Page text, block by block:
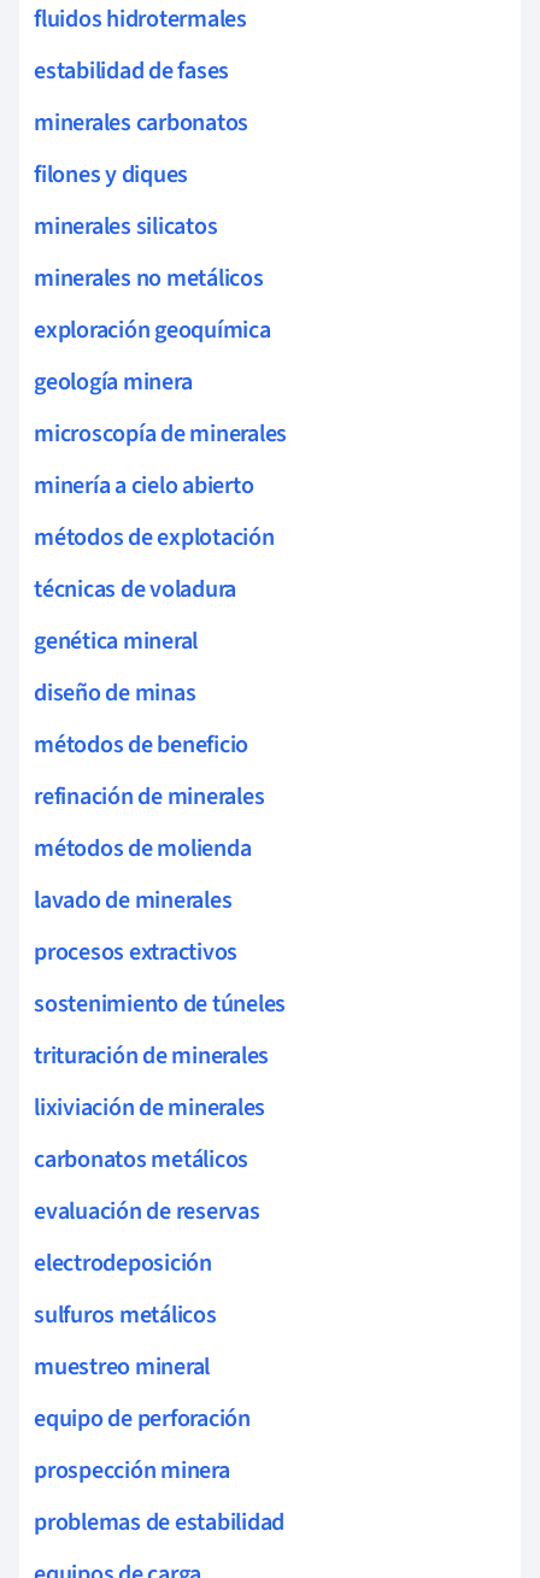
fluidos hidrotermales
estabilidad de fases
minerales carbonatos
filones y diques
minerales silicatos
minerales no metálicos
exploración geoquímica
geología minera
microscopía de minerales
minería a cielo abierto
métodos de explotación
técnicas de voladura
genética mineral
diseño de minas
métodos de beneficio
refinación de minerales
métodos de molienda
lavado de minerales
procesos extractivos
sostenimiento de túneles
trituración de minerales
lixiviación de minerales
carbonatos metálicos
evaluación de reservas
electrodeposición
sulfuros metálicos
muestreo mineral
equipo de perforación
prospección minera
problemas de estabilidad